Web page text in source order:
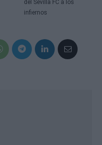
del Sevilla FC a los
infiernos